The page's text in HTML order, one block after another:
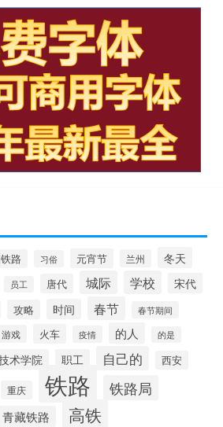
路 习俗 元宵节 兰州 冬天
员工 唐代 城际 学校 宋代
攻略 时间 春节 春节期间
游戏 火车 疫情 的人 的是
术学院 职工 自己的 西安
重庆 铁路 铁路局
青藏铁路 高铁